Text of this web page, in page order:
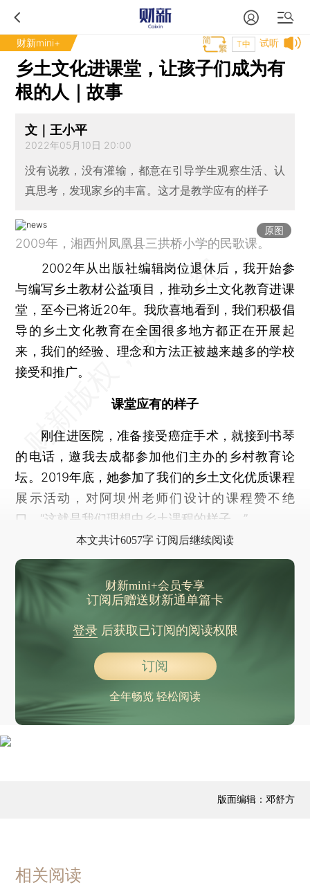
财新mini+ 试听
T中
乡土文化进课堂，让孩子们成为有
根的人｜故事
文｜王小平
2022年05月10日 20:00
没有说教，没有灌输，都意在引导学生观察生活、认
真思考，发现家乡的丰富。这才是教学应有的样子
原图
2009年，湘西州凤凰县三拱桥小学的民歌课。
2002年从出版社编辑岗位退休后，我开始参
与编写乡土教材公益项目，推动乡土文化教育进课
堂，至今已将近20年。我欣喜地看到，我们积极倡
导的乡土文化教育在全国很多地方都正在开展起
来，我们的经验、理念和方法正被越来越多的学校
接受和推广。
课堂应有的样子
刚住进医院，准备接受癌症手术，就接到书琴
的电话，邀我去成都参加他们主办的乡村教育论
坛。2019年底，她参加了我们的乡土文化优质课程
展示活动，对阿坝州老师们设计的课程赞不绝
口，“这就是我们理想中乡土课程的样子。”
本文共计6057字 订阅后继续阅读
财新mini+会员专享
订阅后赠送财新通单篇卡
登录后获取已订阅的阅读权限
订阅
全年畅览 轻松阅读
版面编辑：邓舒方
相关阅读